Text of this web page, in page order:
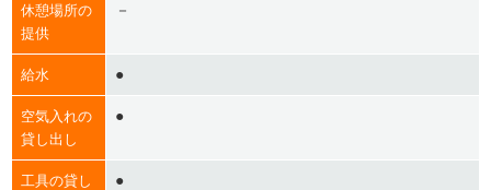
休憩場所の
提供
－
給水 ●
空気入れの
貸し出し
●
工具の貸し
●